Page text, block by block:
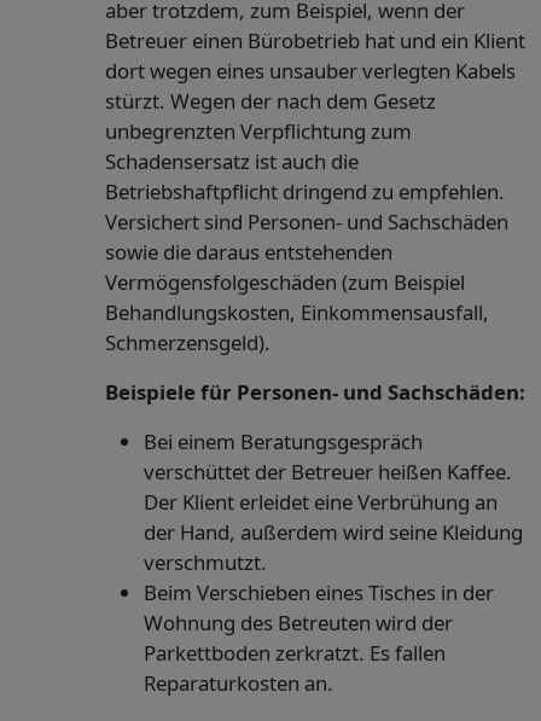
aber trotzdem, zum Beispiel, wenn der
Betreuer einen Bürobetrieb hat und ein Klient
dort wegen eines unsauber verlegten Kabels
stürzt. Wegen der nach dem Gesetz
unbegrenzten Verpflichtung zum
Schadensersatz ist auch die
Betriebshaftpflicht dringend zu empfehlen.
Versichert sind Personen- und Sachschäden
sowie die daraus entstehenden
Vermögensfolgeschäden (zum Beispiel
Behandlungskosten, Einkommensausfall,
Schmerzensgeld).
Beispiele für Personen- und Sachschäden:
Bei einem Beratungsgespräch
verschüttet der Betreuer heißen Kaffee.
Der Klient erleidet eine Verbrühung an
der Hand, außerdem wird seine Kleidung
verschmutzt.
Beim Verschieben eines Tisches in der
Wohnung des Betreuten wird der
Parkettboden zerkratzt. Es fallen
Reparaturkosten an.